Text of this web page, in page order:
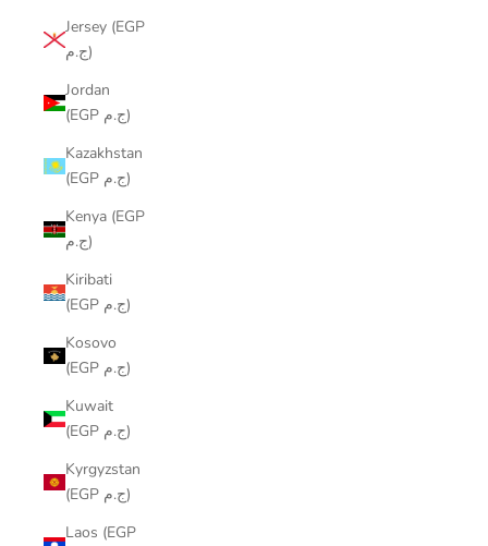
Jersey (EGP
ج.م)
Jordan
(EGP ج.م)
Kazakhstan
(EGP ج.م)
Kenya (EGP
ج.م)
Kiribati
(EGP ج.م)
Kosovo
(EGP ج.م)
Kuwait
(EGP ج.م)
Kyrgyzstan
(EGP ج.م)
Laos (EGP